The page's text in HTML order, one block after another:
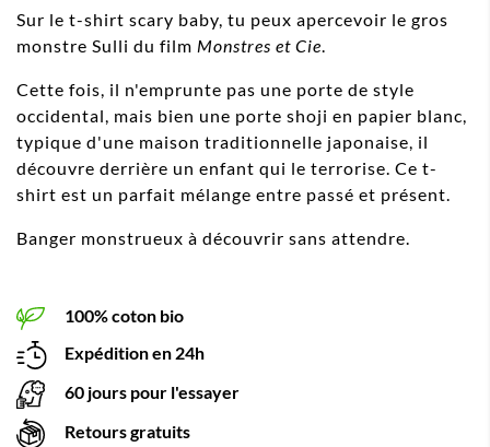
Sur le t-shirt scary baby, tu peux apercevoir le gros
monstre Sulli du film Monstres et Cie.
Cette fois, il n'emprunte pas une porte de style
occidental, mais bien une porte shoji en papier blanc,
typique d'une maison traditionnelle japonaise, il
découvre derrière un enfant qui le terrorise. Ce t-
shirt est un parfait mélange entre passé et présent.
Banger monstrueux à découvrir sans attendre.
100% coton bio
Expédition en 24h
60 jours pour l'essayer
Retours gratuits